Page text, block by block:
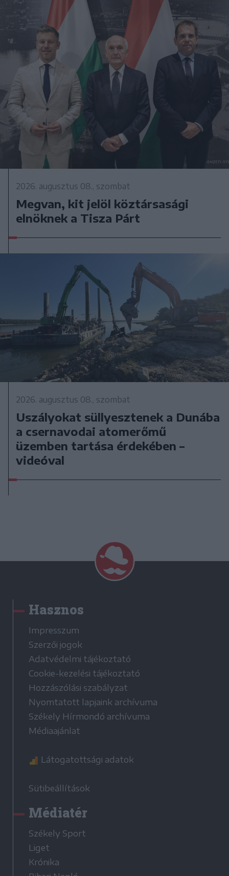
2026. augusztus 08., szombat
Megvan, kit jelöl köztársasági
elnöknek a Tisza Párt
2026. augusztus 08., szombat
Uszályokat süllyesztenek a Dunába
a csernavodai atomerőmű
üzemben tartása érdekében –
videóval
Hasznos
Impresszum
Szerzői jogok
Adatvédelmi tájékoztató
Cookie-kezelési tájékoztató
Hozzászólási szabályzat
Nyomtatott lapjaink archívuma
Székely Hírmondó archívuma
Médiaajánlat
Látogatottsági adatok
Sütibeállítások
Médiatér
Székely Sport
Liget
Krónika